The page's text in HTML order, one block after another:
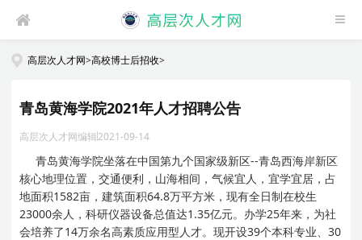
高层次人才网>高校博士后招收>
青岛黄海学院2021年人才招聘公告
高层次人才网编辑2021-09-14
青岛黄海学院坐落在中国第九个国家级新区--青岛西海岸新区
核心地理位置，交通便利，山海相间，气候宜人，宜学宜居，占
地面积1582亩，建筑面积64.8万平方米，现有全日制在校生
23000余人，科研仪器设备总值达1.35亿元。办学25年来，为社
会培养了14万余名高素质应用型人才。现开设39个本科专业、30